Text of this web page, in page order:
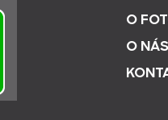
O
O NÁS